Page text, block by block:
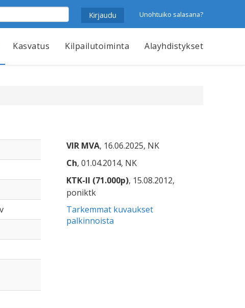
Unohtuiko salasana?
Kasvatus Kilpailutoiminta Alayhdistykset
VIR MVA, 16.06.2025, NK
Ch, 01.04.2014, NK
KTK-II (71.000p), 15.08.2012,
poniktk
Tarkemmat kuvaukset
palkinnoista